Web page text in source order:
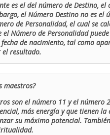
es el del número de Destino,
el Número Destino no es el
de Personalidad, el cual se
el Número de Personalidad
de nacimiento, tal como
resultado.
maestros?
son el número 11 y el número
más energía y que tienen
su máximo potencial.